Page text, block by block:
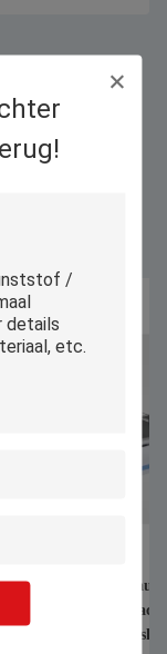
Automatische
industriële
ondergoed BH T-